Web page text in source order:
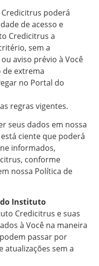
poderá
de acesso e
Credicitrus a
sem a
aviso prévio à Você
extrema
no Portal do
regras vigentes.
seus dados em nossa
ciente que poderá
informados,
conforme
nossa Política de
do Instituto
Credicitrus e suas
à Você na maneira
passar por
sem a